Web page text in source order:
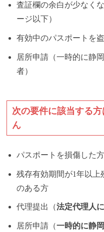
査証欄の余白が少なく
ージ以下）
有効中のパスポートを
居所申請（一時的に静
者）
次の要件に該当する
ん
パスポートを損傷した方
残存有効期間が1年以
のある方
代理提出（法定代理人
居所申請（一時的に静